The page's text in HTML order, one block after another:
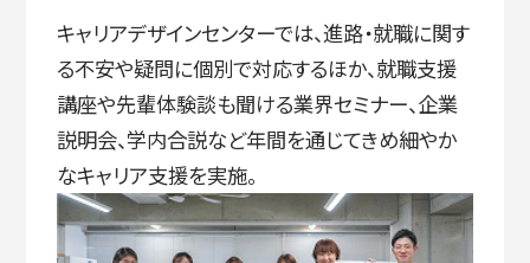
キャリアデザインセンターでは、進路・就職に関す
る不安や疑問に個別で対応するほか、就職支援
講座や先輩体験談も聞ける業界セミナー、企業
説明会、学内合説など年間を通じてきめ細やか
なキャリア支援を実施。